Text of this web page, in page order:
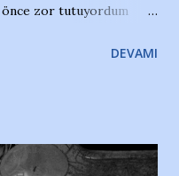
önce zor tutuyordum
web
1964 Adana Yüzme
DEVAMI